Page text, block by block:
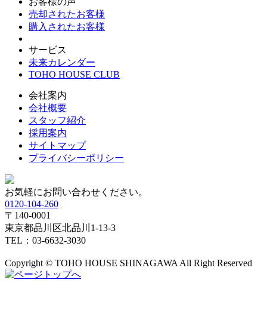
売却されたお客様
購入されたお客様
サービス
未来カレンダー
TOHO HOUSE CLUB
会社案内
会社概要
スタッフ紹介
採用案内
サイトマップ
プライバシーポリシー
お気軽にお問い合わせください。
0120-104-260
〒140-0001
東京都品川区北品川1-13-3
TEL：03-6632-3030
Copyright © TOHO HOUSE SHINAGAWA All Right Reserved